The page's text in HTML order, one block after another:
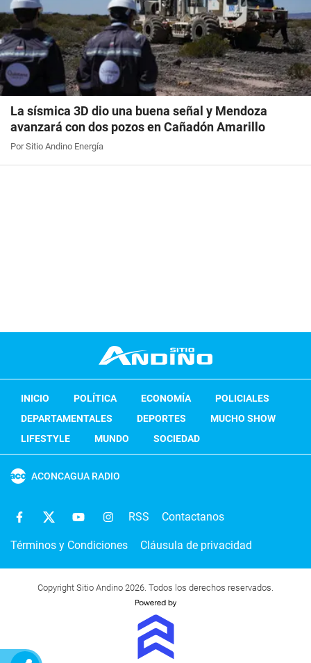
La sísmica 3D dio una buena señal y Mendoza
avanzará con dos pozos en Cañadón Amarillo
Por Sitio Andino Energía
INICIO POLÍTICA ECONOMÍA
POLICIALES
DEPARTAMENTALES
DEPORTES
MUCHO SHOW
LIFESTYLE
MUNDO SOCIEDAD
ACONCAGUA RADIO
RSS Contactanos
Términos y Condiciones Cláusula de privacidad
Copyright Sitio Andino 2026. Todos los derechos reservados.